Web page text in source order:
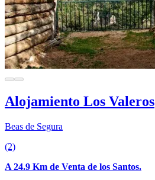
Alojamiento Los Valeros
Beas de Segura
(2)
A 24.9 Km de Venta de los Santos.